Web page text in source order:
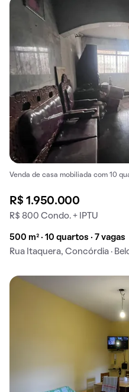
Venda de casa mobiliada com 10
R$ 1.950.000
R$ 800 Condo. + IPTU
500 m² · 10 quartos · 7 vagas
Rua Itaquera, Concórdia ·